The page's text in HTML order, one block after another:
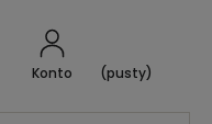
Konto (pusty)